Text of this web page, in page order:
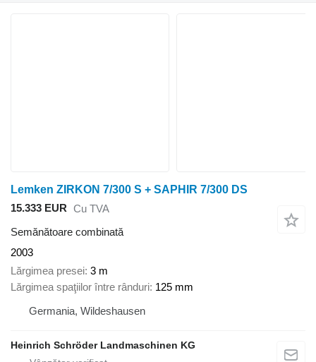
Lemken ZIRKON 7/300 S + SAPHIR 7/300 DS
15.333 EUR Cu TVA
Semănătoare combinată
2003
Lărgimea presei 3 m
Lărgimea spaţiilor între rânduri 125 mm
Germania, Wildeshausen
Heinrich Schröder Landmaschinen KG